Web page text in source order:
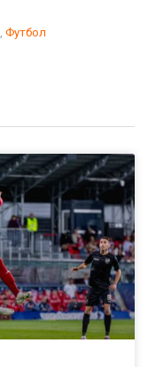
, Футбол